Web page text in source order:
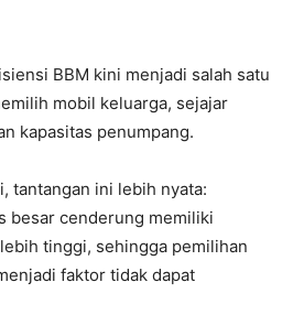
BBM kini menjadi salah satu
mobil keluarga, sejajar
kapasitas penumpang.
tantangan ini lebih nyata:
besar cenderung memiliki
tinggi, sehingga pemilihan
faktor tidak dapat